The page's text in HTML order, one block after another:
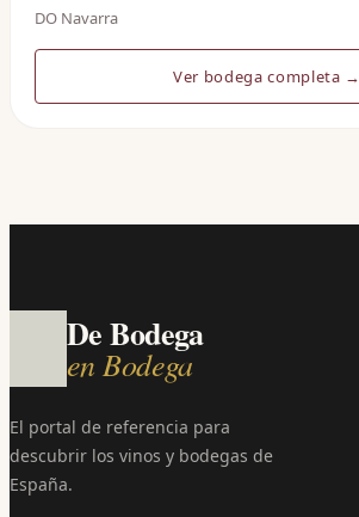
DO Navarra
Ver bodega completa →
De Bodega
en Bodega
El portal de referencia para
descubrir los vinos y bodegas de
España.